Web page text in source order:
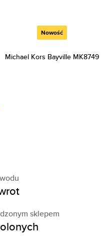
Nowość
Michael Kors Bayville MK8749
sklepem